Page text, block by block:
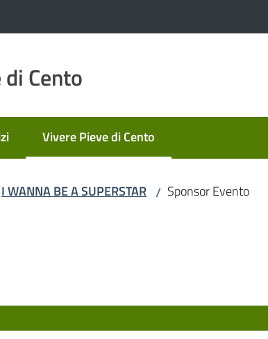
Cento
Vivere Pieve di Cento
Menu selezionato
I WANNA BE A SUPERSTAR / Sponsor Evento